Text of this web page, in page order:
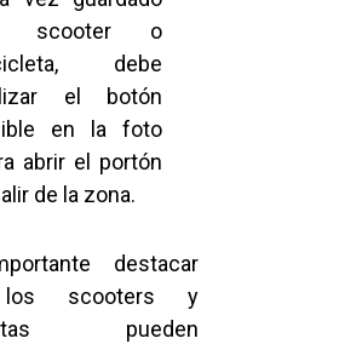
scooter o
debe
el botón
en la foto
abrir el portón
de la zona.
destacar
scooters y
pueden